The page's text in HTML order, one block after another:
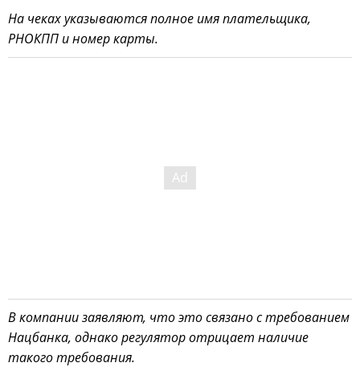
На чеках указываются полное имя плательщика,
РНОКПП и номер карты.
В компании заявляют, что это связано с требованием
Нацбанка, однако регулятор отрицает наличие
такого требования.